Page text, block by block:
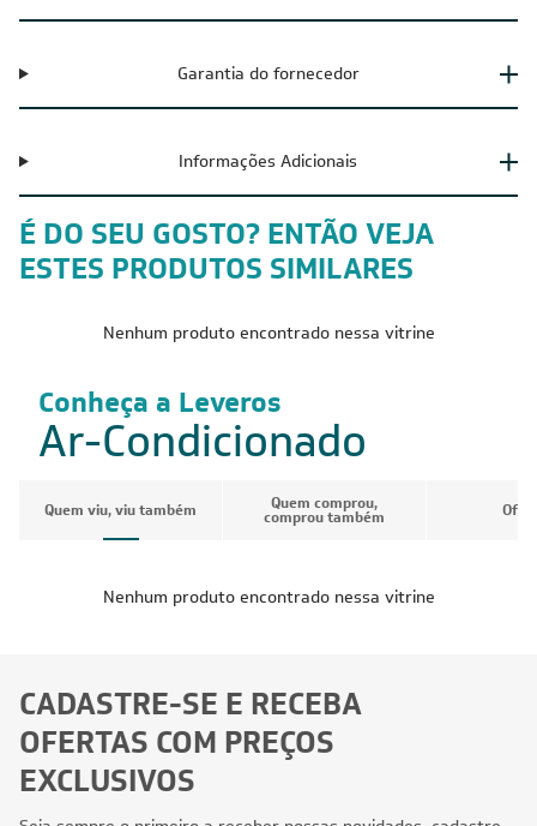
Garantia do fornecedor
Informações Adicionais
É DO SEU GOSTO? ENTÃO VEJA
ESTES PRODUTOS SIMILARES
Nenhum produto encontrado nessa vitrine
Conheça a Leveros
Ar-Condicionado
Quem viu, viu também Quem comprou,
comprou também
Nenhum produto encontrado nessa vitrine
CADASTRE-SE E RECEBA
OFERTAS COM PREÇOS
EXCLUSIVOS